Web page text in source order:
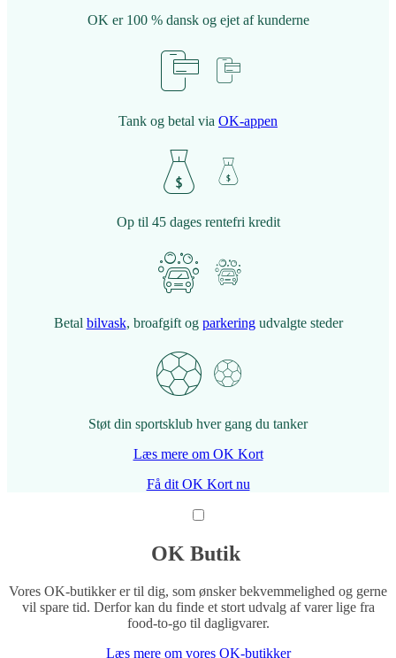
OK er 100 % dansk og ejet af kunderne
Tank og betal via OK-appen
Op til 45 dages rentefri kredit
Betal bilvask, broafgift og parkeringudvalgte steder
Støt din sportsklub hver gang du tanker
Læs mere om OK Kort
Få dit OK Kort nu
OK Butik ​
Vores OK-butikker er til dig, som ønsker bekvemmelighed og gerne
vil spare tid. Derfor kan du finde et stort udvalg af varer lige fra
food-to-go til dagligvarer.
Læs mere om vores OK-butikker​